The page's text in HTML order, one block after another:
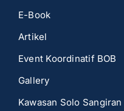
E-Book
Artikel
Event Koordinatif BOB
Gallery
Kawasan Solo Sangiran